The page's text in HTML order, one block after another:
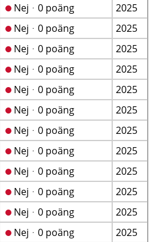
Nejᆞ0 poäng
2025
Nejᆞ0 poäng
2025
Nejᆞ0 poäng
2025
Nejᆞ0 poäng
2025
Nejᆞ0 poäng
2025
Nejᆞ0 poäng
2025
Nejᆞ0 poäng
2025
Nejᆞ0 poäng
2025
Nejᆞ0 poäng
2025
Nejᆞ0 poäng
2025
Nejᆞ0 poäng
2025
Nejᆞ0 poäng
2025